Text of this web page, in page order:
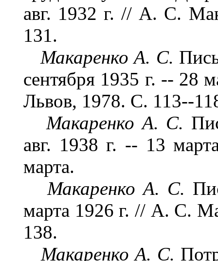
авг. 1932 г. // А. С.
131.
Макаренко А. С.
сентября 1935 г. -- 28
Львов, 1978. С. 113--
Макаренко А. С.
авг. 1938 г. -- 13
марта.
Макаренко А. С.
марта 1926 г. // А. С.
138.
Макаренко А. С.